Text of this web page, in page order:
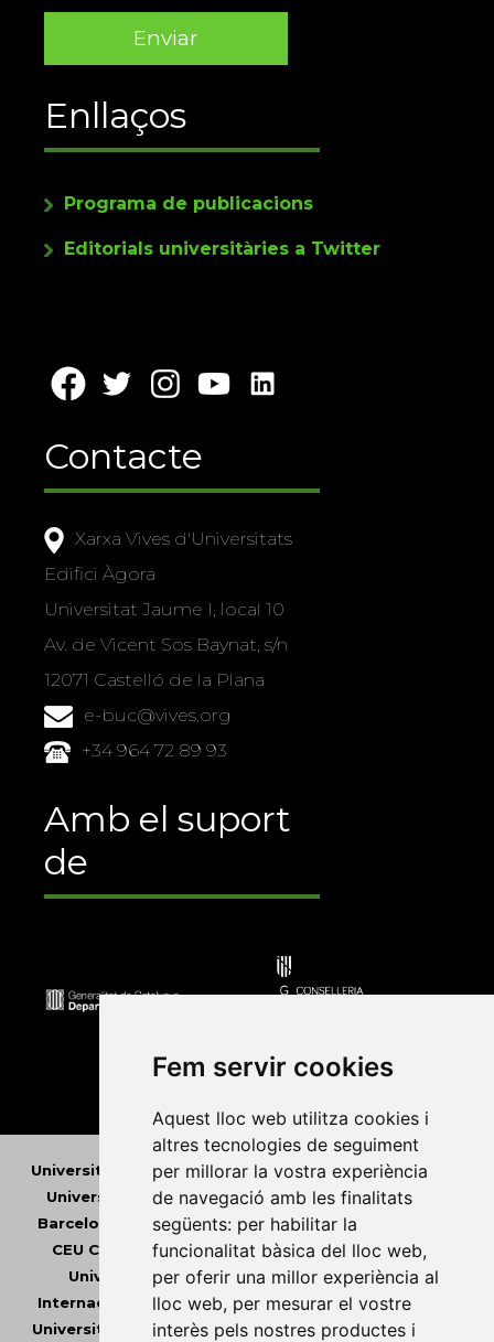
Fem servir cookies
Aquest lloc web utilitza cookies i
altres tecnologies de seguiment
per millorar la vostra experiència
de navegació amb les finalitats
següents: per habilitar la
funcionalitat bàsica del lloc web,
per oferir una millor experiència al
lloc web, per mesurar el vostre
interès pels nostres productes i
Enllaços
Programa de publicacions
Editorials universitàries a Twitter
Contacte
Xarxa Vives d'Universitats
Edifici Àgora
Universitat Jaume I, local 10
Av. de Vicent Sos Baynat, s/n
12071 Castelló de la Plana
e-buc@vives.org
+34 964 72 89 93
Amb el suport
de
Universitat Abat Oliba CEU • Universitat d'Alacant
Universitat d'Andorra•Universitat Autònoma de
Barcelona
Universitat de Barcelona •
CEU Cardenal Herrera•Universitat de Girona
Universitat de les Illes Balears•Universitat
Internacional de Catalunya•Universitat Jaume I
Universitat de Lleida•Universitat Miguel Hernández